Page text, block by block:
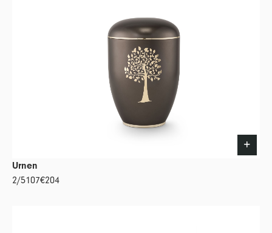
Urnen
2/5107€204